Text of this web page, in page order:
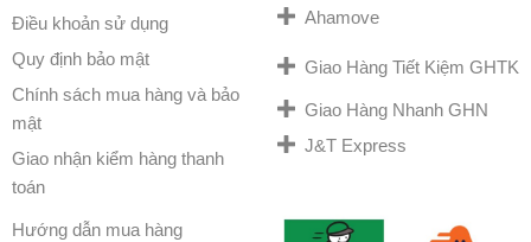
Điều khoản sử dụng
Quy định bảo mật
Chính sách mua hàng và bảo
mật
Giao nhận kiểm hàng thanh
toán
Hướng dẫn mua hàng
Ahamove
Giao Hàng Tiết Kiệm GHTK
Giao Hàng Nhanh GHN
J&T Express